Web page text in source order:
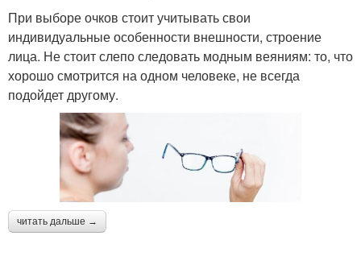
При выборе очков стоит учитывать свои
индивидуальные особенности внешности, строение
лица. Не стоит слепо следовать модным веяниям: то, что
хорошо смотрится на одном человеке, не всегда
подойдет другому.
читать дальше →